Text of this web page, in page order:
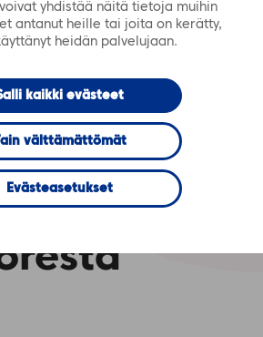
yhdistää näitä tietoja muihin
antanut heille tai joita on kerätty,
heidän palvelujaan.
kaikki evästeet
välttämättömät
Evästeasetukset
17.3.
14:45 –
asteen